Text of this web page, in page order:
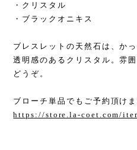
・クリスタル
・ブラックオニキス
ブレスレットの天然石は、か
透明感のあるクリスタル。雰
どうぞ。
ブローチ単品でもご予約頂けま
https://store.la-coet.com/